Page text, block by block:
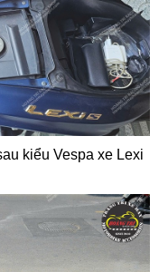
kiểu Vespa xe Lexi